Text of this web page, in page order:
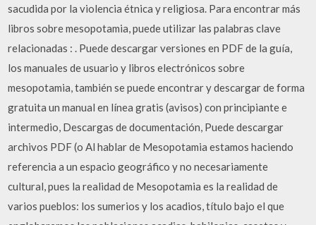
sacudida por la violencia étnica y religiosa. Para encontrar más
libros sobre mesopotamia, puede utilizar las palabras clave
relacionadas : . Puede descargar versiones en PDF de la guía,
los manuales de usuario y libros electrónicos sobre
mesopotamia, también se puede encontrar y descargar de forma
gratuita un manual en línea gratis (avisos) con principiante e
intermedio, Descargas de documentación, Puede descargar
archivos PDF (o Al hablar de Mesopotamia estamos haciendo
referencia a un espacio geográfico y no necesariamente
cultural, pues la realidad de Mesopotamia es la realidad de
varios pueblos: los sumerios y los acadios, título bajo el que